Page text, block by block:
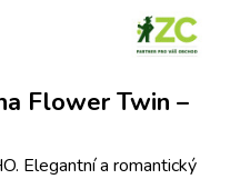
Flower Twin –
Elegantní a romantický